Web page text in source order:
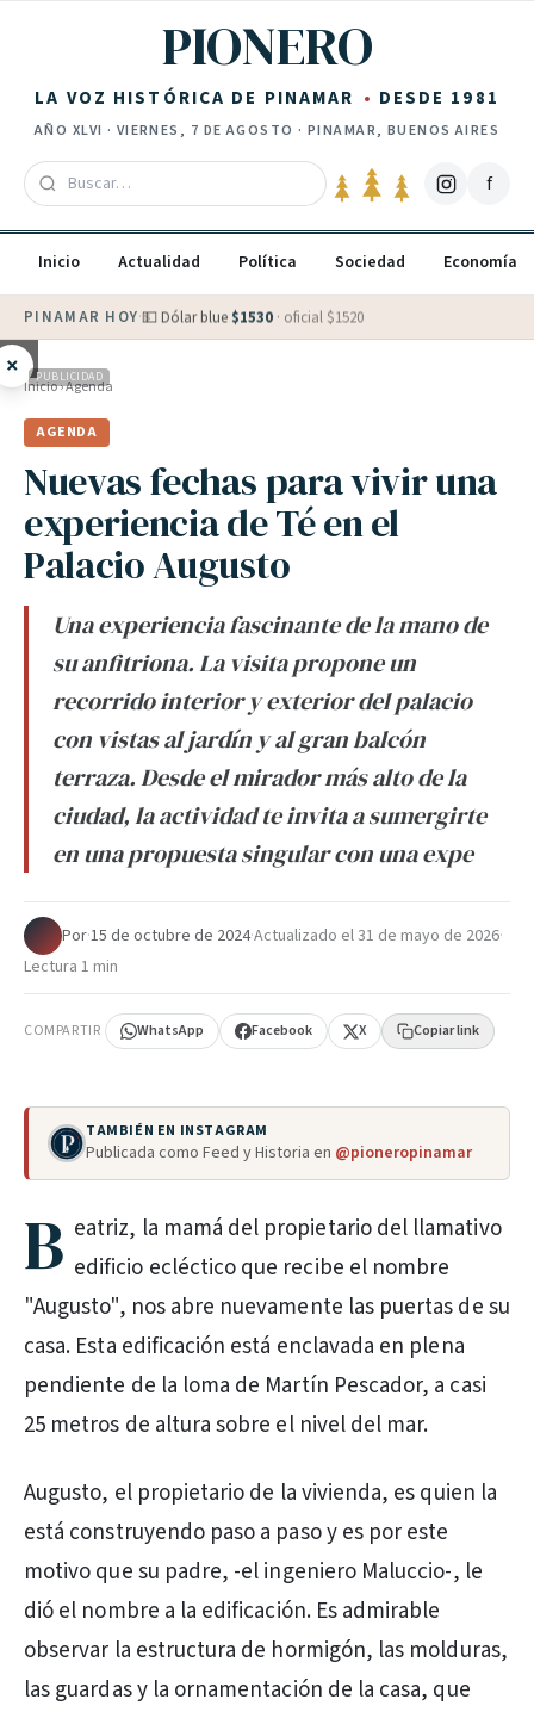
PIONERO
LA VOZ HISTÓRICA DE PINAMAR DESDE 1981
AÑO XLVI · VIERNES, 7 DE AGOSTO · PINAMAR, BUENOS AIRES
f
Inicio Actualidad Política Sociedad Economía
PINAMAR HOY·💵 Dólar blue $1530 · oficial $1520
× PUBLICIDAD
Inicio›Agenda
AGENDA
Nuevas fechas para vivir una
experiencia de Té en el
Palacio Augusto
Una experiencia fascinante de la mano de
su anfitriona. La visita propone un
recorrido interior y exterior del palacio
con vistas al jardín y al gran balcón
terraza. Desde el mirador más alto de la
ciudad, la actividad te invita a sumergirte
en una propuesta singular con una expe
Por·15 de octubre de 2024·Actualizado el31 de mayo de 2026·
Lectura 1 min
COMPARTIR WhatsApp Facebook X Copiar link
TAMBIÉN EN INSTAGRAM
Publicada como Feed y Historia en @pioneropinamar
B eatriz, la mamá del propietario del llamativo
edificio ecléctico que recibe el nombre
"Augusto", nos abre nuevamente las puertas de su
casa. Esta edificación está enclavada en plena
pendiente de la loma de Martín Pescador, a casi
25 metros de altura sobre el nivel del mar.
Augusto, el propietario de la vivienda, es quien la
está construyendo paso a paso y es por este
motivo que su padre, -el ingeniero Maluccio-, le
dió el nombre a la edificación. Es admirable
observar la estructura de hormigón, las molduras,
las guardas y la ornamentación de la casa, que